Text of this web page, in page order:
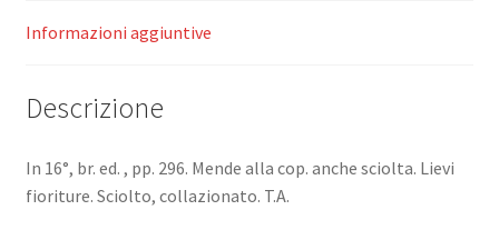
Informazioni aggiuntive
Descrizione
In 16°, br. ed. , pp. 296. Mende alla cop. anche sciolta. Lievi
fioriture. Sciolto, collazionato. T.A.